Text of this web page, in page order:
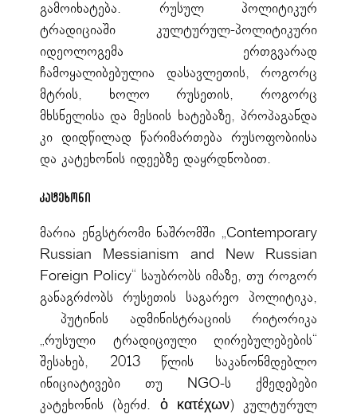
გამოიხატება. რუსულ პოლიტიკურ
ტრადიციაში კულტურულ-პოლიტიკური
იდეოლოგემა ერთგვარად
ჩამოყალიბებულია დასავლეთის, როგორც
მტრის, ხოლო რუსეთის, როგორც
მხსნელისა და მესიის ხატებაზე, პროპაგანდა
კი დიდწილად წარიმართება რუსოფობიისა
და კატეხონის იდეებზე დაყრდნობით.
კატეხონი
მარია ენგსტრომი ნაშრომში „Contemporary
Russian Messianism and New Russian
Foreign Policy“ საუბრობს იმაზე, თუ როგორ
განაგრძობს რუსეთის საგარეო პოლიტიკა,
პუტინის ადმინისტრაციის რიტორიკა
„რუსული ტრადიციული ღირებულებების“
შესახებ, 2013 წლის საკანონმდებლო
ინიციატივები თუ NGO-ს ქმედებები
კატეხონის (ბერძ. ὁ κατέχων) კულტურულ